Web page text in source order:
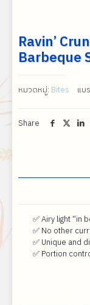
Ravin’
Barbeque
หมวดหมู่: Bites แบ
Share
✅ Airy light “in
✅ No other
✅ Unique and
✅ Portion